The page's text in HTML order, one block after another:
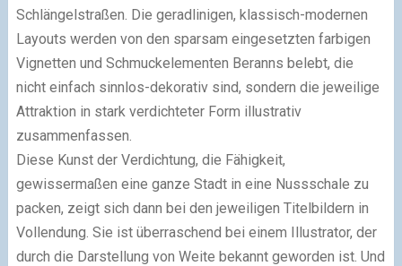
Schlängelstraßen. Die geradlinigen, klassisch-modernen
Layouts werden von den sparsam eingesetzten farbigen
Vignetten und Schmuckelementen Beranns belebt, die
nicht einfach sinnlos-dekorativ sind, sondern die jeweilige
Attraktion in stark verdichteter Form illustrativ
zusammenfassen.
Diese Kunst der Verdichtung, die Fähigkeit,
gewissermaßen eine ganze Stadt in eine Nussschale zu
packen, zeigt sich dann bei den jeweiligen Titelbildern in
Vollendung. Sie ist überraschend bei einem Illustrator, der
durch die Darstellung von Weite bekannt geworden ist. Und